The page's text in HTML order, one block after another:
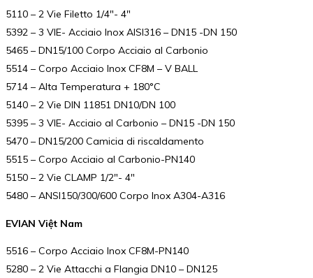
5110 – 2 Vie Filetto 1/4″- 4″
5392 – 3 VIE- Acciaio Inox AISI316 – DN15 -DN 150
5465 – DN15/100 Corpo Acciaio al Carbonio
5514 – Corpo Acciaio Inox CF8M – V BALL
5714 – Alta Temperatura + 180°C
5140 – 2 Vie DIN 11851 DN10/DN 100
5395 – 3 VIE- Acciaio al Carbonio – DN15 -DN 150
5470 – DN15/200 Camicia di riscaldamento
5515 – Corpo Acciaio al Carbonio-PN140
5150 – 2 Vie CLAMP 1/2″- 4″
5480 – ANSI150/300/600 Corpo Inox A304-A316
EVIAN Việt Nam
5516 – Corpo Acciaio Inox CF8M-PN140
5280 – 2 Vie Attacchi a Flangia DN10 – DN125